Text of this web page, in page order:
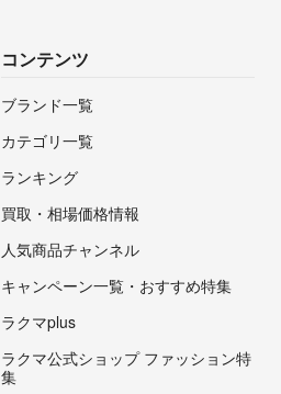
コンテンツ
ブランド一覧
カテゴリ一覧
ランキング
買取・相場価格情報
人気商品チャンネル
キャンペーン一覧・おすすめ特集
ラクマplus
ラクマ公式ショップ ファッション特
集